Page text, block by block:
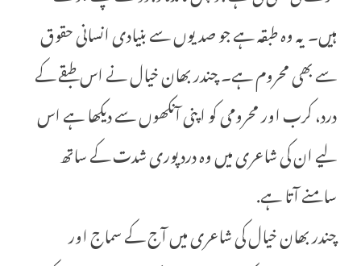
ہیں۔ یہ وہ طبقہ ہے جو صدیوں سے بنیادی انسانی حقوق
سے بھی محروم ہے۔ چندر بھان خیال نے اس طبقے کے
درد، کرب اور محرومی کو اپنی آنکھوں سے دیکھا ہے اس
لیے ان کی شاعری میں وہ درد پوری شدت کے ساتھ
سامنے آتا ہے.
چندر بھان خیال کی شاعری میں آج کے سماج اور